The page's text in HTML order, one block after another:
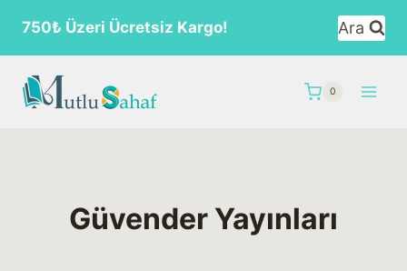
content
750₺ Üzeri Ücretsiz Kargo! Ara
0
Güvender Yayınları